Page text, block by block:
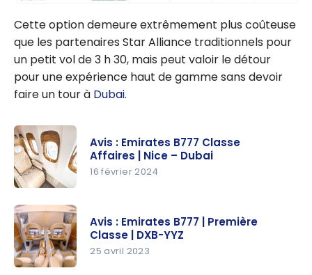
Cette option demeure extrêmement plus coûteuse
que les partenaires Star Alliance traditionnels pour
un petit vol de 3 h 30, mais peut valoir le détour
pour une expérience haut de gamme sans devoir
faire un tour à Dubai.
Emirates
B777
Classe
Affaires |
Avis : Emirates B777 Classe
Affaires | Nice – Dubai
16 février 2024
Avis : Emirates B777 | Première
Classe | DXB-YYZ
25 avril 2023